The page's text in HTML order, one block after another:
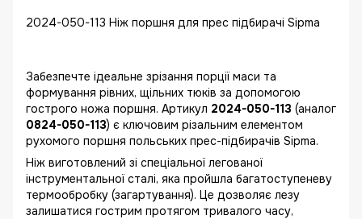
2024-050-113 Ніж поршня для прес підбирачі Sipma
Забезпечте ідеальне зрізання порції маси та
формування рівних, щільних тюків за допомогою
гострого ножа поршня. Артикул 2024-050-113 (аналог
0824-050-113) є ключовим різальним елементом
рухомого поршня польських прес-підбирачів Sipma.
Ніж виготовлений зі спеціальної легованої
інструментальної сталі, яка пройшла багатоступеневу
термообробку (загартування). Це дозволяє лезу
залишатися гострим протягом тривалого часу,